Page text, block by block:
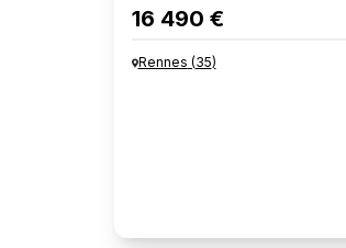
16 490 €
Rennes (35)